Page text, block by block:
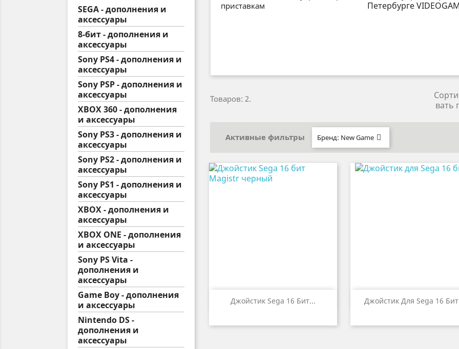
SEGA - дополнения и
аксессуары
8-бит - дополнения и
аксессуары
Sony PS4 - дополнения и
аксессуары
Sony PSP - дополнения и
аксессуары
XBOX 360 - дополнения
и аксессуары
Sony PS3 - дополнения и
аксессуары
Sony PS2 - дополнения и
аксессуары
Sony PS1 - дополнения и
аксессуары
XBOX - дополнения и
аксессуары
XBOX ONE - дополнения
и аксессуары
Sony PS Vita -
дополнения и
аксессуары
Game Boy - дополнения
и аксессуары
Nintendo DS -
дополнения и
аксессуары
приставкам
Товаров: 2.
вать
Активные фильтры Бренд: New Game 
Джойстик Sega 16 Бит...
 Быстрый просмотр Джойстик Для Sega 16
 Быстрый